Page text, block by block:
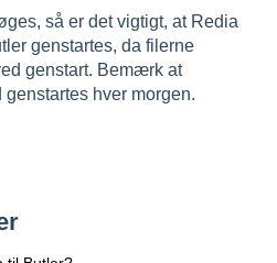
så er det vigtigt, at Redia
genstartes, da filerne
genstart. Bemærk at
hver morgen.